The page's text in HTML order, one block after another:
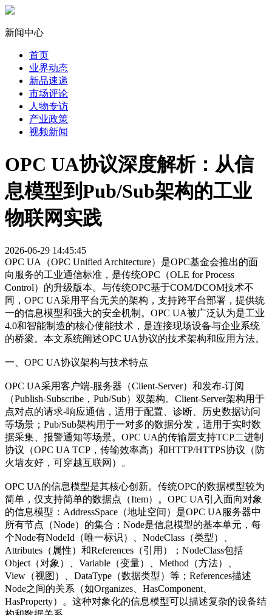
新闻中心
首页
业界动态
新品速递
市场评论
人物专访
产业政策
视频新闻
OPC UA协议深度解析：从信
息模型到Pub/Sub架构的工业
物联网实践
2026-06-29 14:45:45
OPC UA（OPC Unified Architecture）是OPC基金会推出的面
向服务的工业通信标准，是传统OPC（OLE for Process
Control）的升级版本。与传统OPC基于COM/DCOM技术不
同，OPC UA采用平台无关的架构，支持跨平台部署，提供统
一的信息模型和强大的安全机制。OPC UA被广泛认为是工业
4.0和智能制造的核心使能技术，是连接现场设备与企业系统
的桥梁。本文系统阐述OPC UA协议的技术架构和应用方法。
一、OPC UA协议架构与技术特点
OPC UA采用客户端-服务器（Client-Server）和发布-订阅
（Publish-Subscribe，Pub/Sub）双架构。Client-Server架构用于
点对点的请求-响应通信，适用于配置、诊断、历史数据访问
等场景；Pub/Sub架构用于一对多的数据分发，适用于实时数
据采集、报警通知等场景。OPC UA的传输层支持TCP二进制
协议（OPC UA TCP，传输效率高）和HTTP/HTTPS协议（防
火墙友好，可穿越互联网）。
OPC UA的信息模型是其核心创新。传统OPC的数据模型较为
简单，仅支持简单的数据点（Item）。OPC UA引入面向对象
的信息模型：AddressSpace（地址空间）是OPC UA服务器中
所有节点（Node）的集合；Node是信息模型的基本单元，每
个Node有NodeId（唯一标识）、NodeClass（类型）、
Attributes（属性）和References（引用）；NodeClass包括
Object（对象）、Variable（变量）、Method（方法）、
View（视图）、DataType（数据类型）等；References描述
Node之间的关系（如Organizes、HasComponent、
HasProperty）。这种对象化的信息模型可以描述复杂的设备结